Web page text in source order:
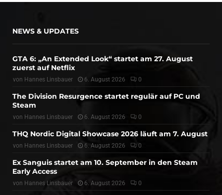
NEWS & UPDATES
GTA 6: „An Extended Look“ startet am 27. August
zuerst auf Netflix
von Hannes Linsbauer 6. August 2026 0
The Division Resurgence startet regulär auf PC und
Steam
von Hannes Linsbauer 6. August 2026 0
THQ Nordic Digital Showcase 2026 läuft am 7. August
von Hannes Linsbauer 6. August 2026 0
Ex Sanguis startet am 10. September in den Steam
Early Access
von Hannes Linsbauer 6. August 2026 0